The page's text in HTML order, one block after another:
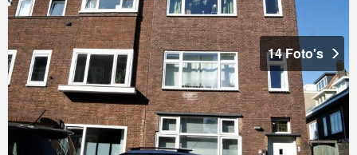
14 Foto's